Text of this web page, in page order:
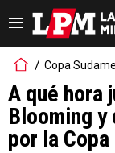
Copa
A qué hora
Blooming y
por la